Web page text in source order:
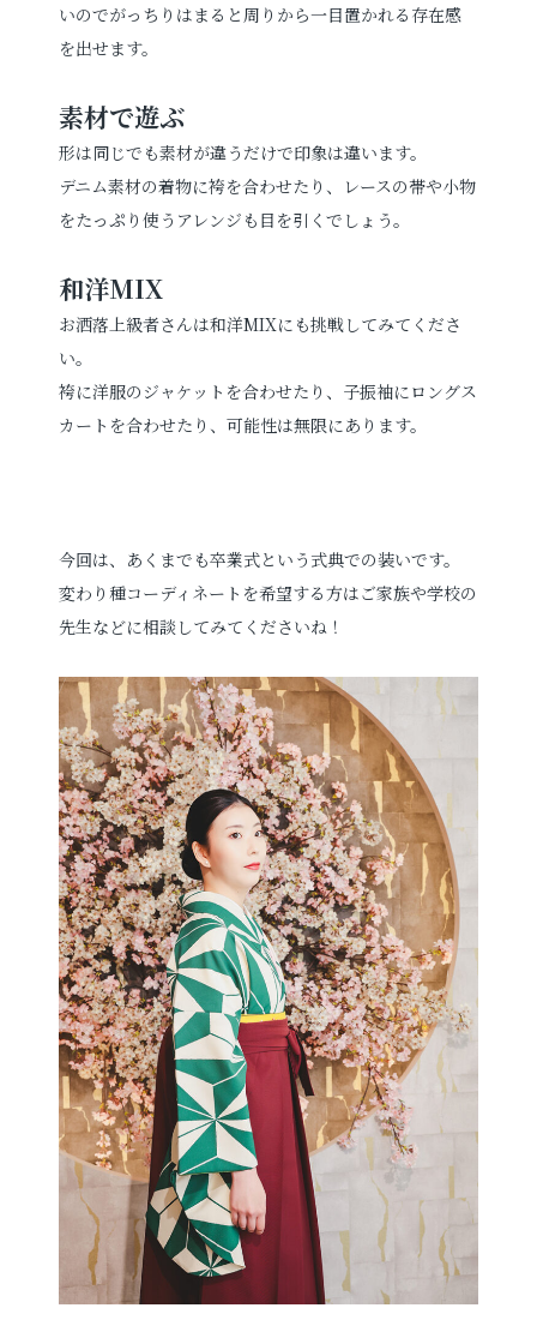
いのでがっちりはまると周りから一目置かれる存在感
を出せます。
素材で遊ぶ
形は同じでも素材が違うだけで印象は違います。
デニム素材の着物に袴を合わせたり、レースの帯や小物
をたっぷり使うアレンジも目を引くでしょう。
和洋MIX
お洒落上級者さんは和洋MIXにも挑戦してみてくださ
い。
袴に洋服のジャケットを合わせたり、子振袖にロングス
カートを合わせたり、可能性は無限にあります。
今回は、あくまでも卒業式という式典での装いです。
変わり種コーディネートを希望する方はご家族や学校の
先生などに相談してみてくださいね！